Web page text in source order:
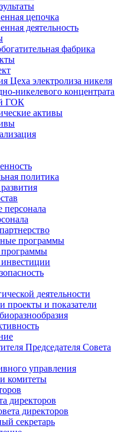
цепочка
деятельность
фабрика
Цеха электролиза никеля
никелевого концентрата
ГОК
активы
политика
персонала
программы
деятельности
проекты и показатели
Председателя Совета
управления
комитеты
директоров
директоров
секретарь